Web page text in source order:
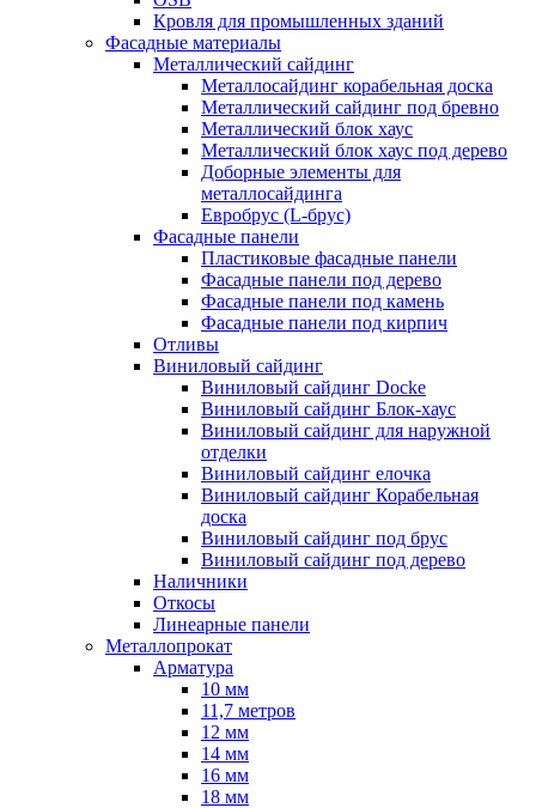
Кровля для промышленных зданий
Фасадные материалы
Металлический сайдинг
Металлосайдинг корабельная доска
Металлический сайдинг под бревно
Металлический блок хаус
Металлический блок хаус под дерево
Доборные элементы для
металлосайдинга
Евробрус (L-брус)
Фасадные панели
Пластиковые фасадные панели
Фасадные панели под дерево
Фасадные панели под камень
Фасадные панели под кирпич
Отливы
Виниловый сайдинг
Виниловый сайдинг Docke
Виниловый сайдинг Блок-хаус
Виниловый сайдинг для наружной
отделки
Виниловый сайдинг елочка
Виниловый сайдинг Корабельная
доска
Виниловый сайдинг под брус
Виниловый сайдинг под дерево
Наличники
Откосы
Линеарные панели
Металлопрокат
Арматура
10 мм
11,7 метров
12 мм
14 мм
16 мм
18 мм